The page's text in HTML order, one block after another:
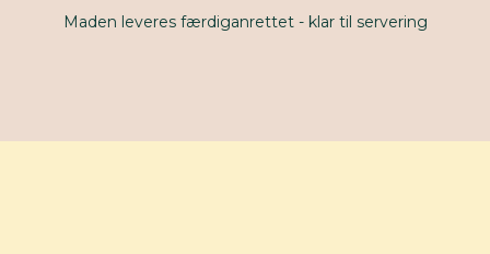
Maden leveres færdiganrettet - klar til servering